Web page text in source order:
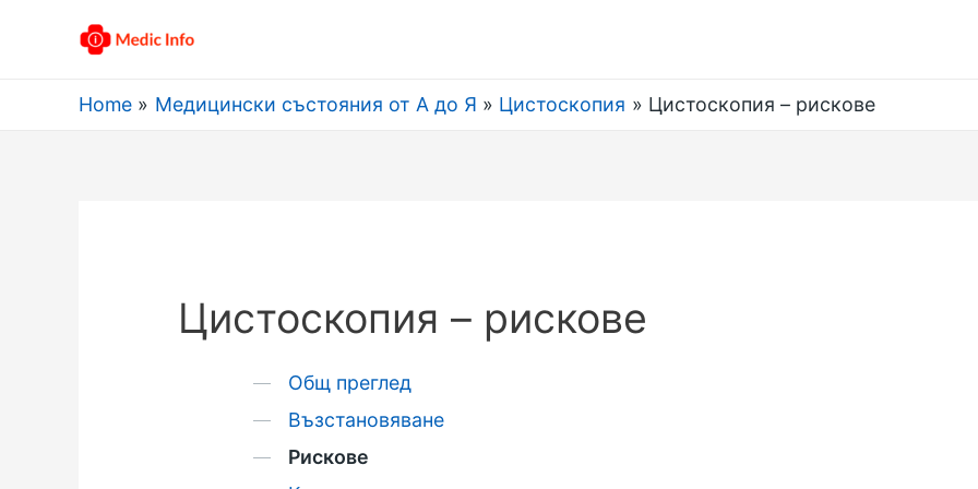
Home Медицински състояния от А до Я Цистоскопия Цистоскопия – рискове
Цистоскопия – рискове
Общ преглед
Възстановяване
Рискове